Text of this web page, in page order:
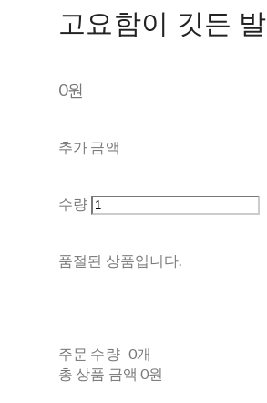
고요함이 깃든 발
0원
추가 금액
수량
품절된 상품입니다.
주문 수량 0개
총 상품 금액 0원